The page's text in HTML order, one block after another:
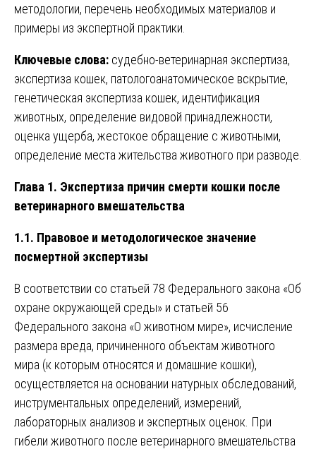
методологии, перечень необходимых материалов и
примеры из экспертной практики.
Ключевые слова: судебно-ветеринарная экспертиза,
экспертиза кошек, патологоанатомическое вскрытие,
генетическая экспертиза кошек, идентификация
животных, определение видовой принадлежности,
оценка ущерба, жестокое обращение с животными,
определение места жительства животного при разводе.
Глава 1. Экспертиза причин смерти кошки после
ветеринарного вмешательства
1.1. Правовое и методологическое значение
посмертной экспертизы
В соответствии со статьей 78 Федерального закона «Об
охране окружающей среды» и статьей 56
Федерального закона «О животном мире», исчисление
размера вреда, причиненного объектам животного
мира (к которым относятся и домашние кошки),
осуществляется на основании натурных обследований,
инструментальных определений, измерений,
лабораторных анализов и экспертных оценок. При
гибели животного после ветеринарного вмешательства